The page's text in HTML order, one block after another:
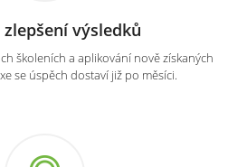
zlepšení výsledků
školeních a aplikování nově získaných
se úspěch dostaví již po měsíci.